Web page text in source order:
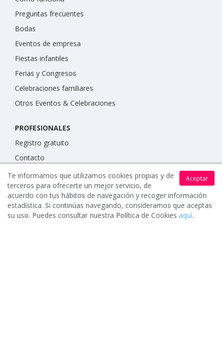
Preguntas frecuentes
Bodas
Eventos de empresa
Fiestas infantiles
Ferias y Congresos
Celebraciones familiares
Otros Eventos & Celebraciones
PROFESIONALES
Registro gratuito
Contacto
IMPORTANTE
Condiciones de uso
Política de protección de datos
Aceptar
Te informamos que utilizamos cookies propias y de
terceros para ofrecerte un mejor servicio, de
acuerdo con tus hábitos de navegación y recoger información
estadística. Si continúas navegando, consideramos que aceptas
su uso. Puedes consultar nuestra Política de Cookies aquí.